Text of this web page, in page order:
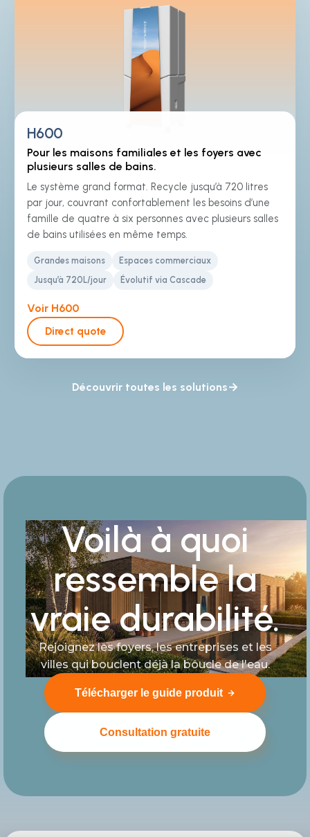
H600
Pour les maisons familiales et les foyers avec
plusieurs salles de bains.
Le système grand format. Recycle jusqu’à 720 litres
par jour, couvrant confortablement les besoins d’une
famille de quatre à six personnes avec plusieurs salles
de bains utilisées en même temps.
Grandes maisons
Espaces commerciaux
Jusqu’à 720L/jour
Évolutif via Cascade
Voir H600
Direct quote
Découvrir toutes les solutions
Voilà à quoi
ressemble la
vraie durabilité.
Rejoignez les foyers, les entreprises et les
villes qui bouclent déjà la boucle de l'eau.
Télécharger le guide produit
Consultation gratuite